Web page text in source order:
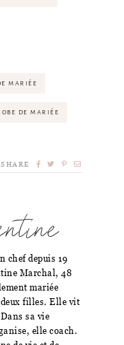
MARIÉE
DE MARIÉE
SHARE
chef depuis 19
Marchal, 48
mariée
deux filles. Elle vit
sa vie
elle coach.